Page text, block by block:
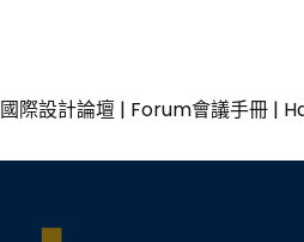
國際設計論壇 | Forum會議手冊 |